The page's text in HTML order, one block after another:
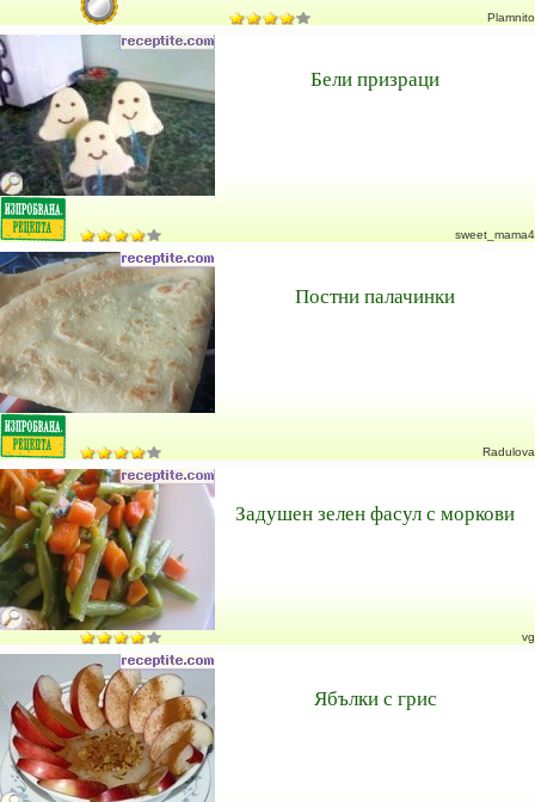
Plamnito
Бели призраци
sweet_mama4
Постни палачинки
Radulova
Задушен зелен фасул с моркови
vg
Ябълки с грис